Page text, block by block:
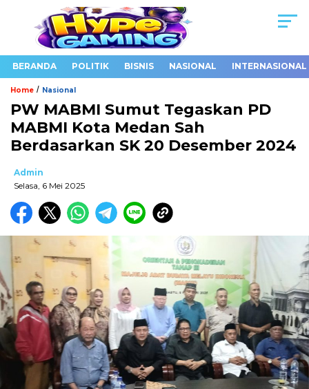
BERANDA POLITIK BISNIS NASIONAL INTERNASIONAL
Home / Nasional
PW MABMI Sumut Tegaskan PD
MABMI Kota Medan Sah
Berdasarkan SK 20 Desember 2024
Admin
Selasa, 6 Mei 2025